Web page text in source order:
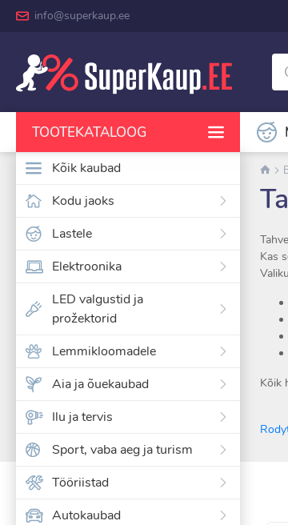
info@superkaup.ee
TOOTEKATALOOG
Kõik kaubad
Kodu jaoks
Lastele
Elektroonika
LED valgustid ja
prožektorid
Lemmikloomadele
Aia ja õuekaubad
Ilu ja tervis
Sport, vaba aeg ja turism
Tööriistad
Autokaubad
Kas
Kõik